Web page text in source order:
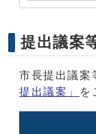
提出議案
市長提出議案
提出議案」
を